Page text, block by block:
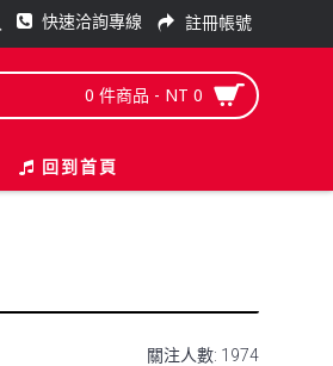
快速洽詢專線 註冊帳號
0 件商品 - NT 0
回到首頁
關注人數: 1974